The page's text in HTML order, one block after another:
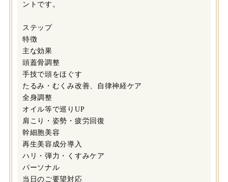
ントです。
ステップ
特徴
主な効果
頭蓋骨調整
手技で頭をほぐす
たるみ・むくみ改善、自律神経ケア
全身調整
オイル等で巡りUP
肩こり・姿勢・疲労回復
幹細胞美容
再生美容成分導入
ハリ・弾力・くすみケア
パーソナル
当日のご要望対応